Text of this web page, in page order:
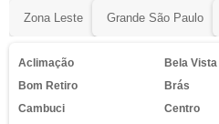
Zona Leste Grande São Paulo
Aclimação
Bela Vista
Bom Retiro
Brás
Cambuci
Centro